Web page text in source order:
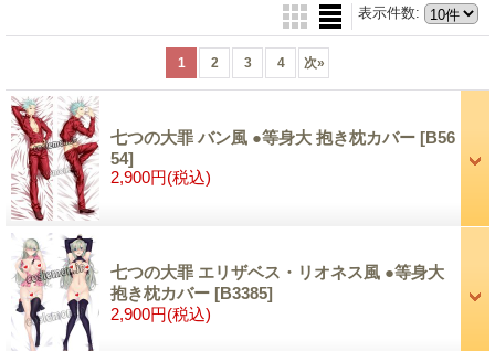
表示件数:
1 2 3 4 次»
七つの大罪 バン風 ●等身大 抱き枕カバー [B56
54]
2,900円(税込)
七つの大罪 エリザベス・リオネス風 ●等身大
抱き枕カバー [B3385]
2,900円(税込)